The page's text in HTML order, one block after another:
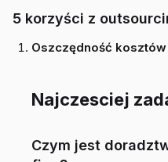
5 korzyści z
Oszczędność kosztów
Najczesciej
Czym jest